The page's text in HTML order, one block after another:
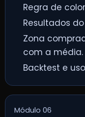
Regra de
Resultados
Zona
com a média.
Backtest e
Módulo 06